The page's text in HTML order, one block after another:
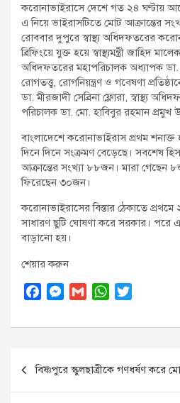
t
:
করোনাভাইরাসে দেশে গত ২৪ ঘণ্টায়
এ নিয়ে ভাইরাসটিতে মোট আক্রান্তের
রোববার দুপুরে স্বাস্থ্য অধিদফতরের
ব্রিফিংয়ে যুক্ত হয়ে স্বাস্থ্যমন্ত্রী জাহিদ
অধিদফতরের মহাপরিচালক অধ্যাপক
রোগতত্ত্ব, রোগনিয়ন্ত্রণ ও গবেষণা
ডা. মীরজাদী সেব্রিনা ফ্লোরা, স্বাস্থ্য
পরিচালক ডা. মো. হাবিবুর রহমান প্রমুখ
বাংলাদেশে করোনাভাইরাস প্রথম
দিনে দিনে সংক্রমণ বেড়েছে। সবশেষ
আক্রান্তের সংখ্যা ৮৮জন। মারা গেছেন
ফিরেছেন ৩০জন।
করোনাভাইরাসের বিস্তার ঠেকাতে প্রথমে
সাধারণ ছুটি ঘোষণা করে সরকার। পরে
বাড়ানো হয়।
শেয়ার করুন
c
o
o
M
s
n
g
G
a
W
a
A
p
i
e
r
Post
navigation
বিষ্ণপুরে স্কুলছাত্রীকে গণধর্ষণ